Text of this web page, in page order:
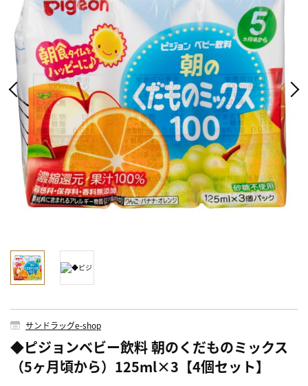
サンドラッグe-shop
◆ピジョンベビー飲料 朝のくだものミックス
（5ヶ月頃から）125ml×3【4個セット】